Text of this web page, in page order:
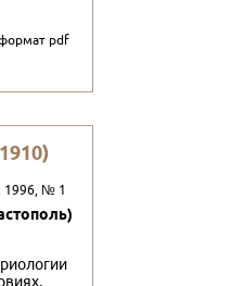
pdf
1996, № 1